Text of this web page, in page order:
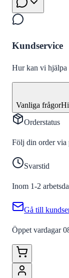
Kundservice
Hur kan vi hjälpa
Vanliga frågor
Orderstatus
Följ din order via
Svarstid
Inom 1-2
Gå till
Öppet vardagar